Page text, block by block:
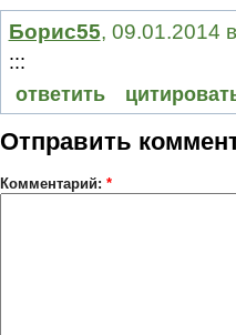
Борис55, 09.01.2014
:::
ответить
Отправить
Комментарий: *